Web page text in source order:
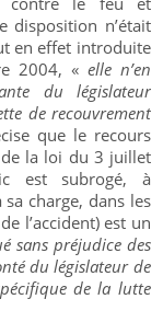
disposition n’était
en effet introduite
2004, « elle n’en
du législateur
de recouvrement
que le recours
de la loi du 3 juillet
est subrogé, à
charge, dans les
l’accident) est un
sans préjudice des
du législateur de
de la lutte